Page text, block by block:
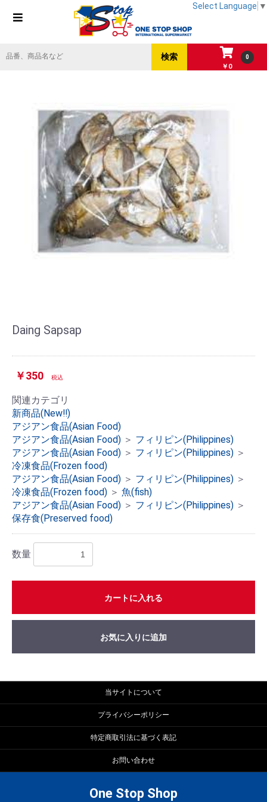
Select Language ▼
￥0
0
Daing Sapsap
￥350 税込
関連カテゴリ
新商品(New‼)
アジアン食品(Asian Food)
アジアン食品(Asian Food) ＞ フィリピン(Philippines)
アジアン食品(Asian Food) ＞ フィリピン(Philippines) ＞
冷凍食品(Frozen food)
アジアン食品(Asian Food) ＞ フィリピン(Philippines) ＞
冷凍食品(Frozen food) ＞ 魚(fish)
アジアン食品(Asian Food) ＞ フィリピン(Philippines) ＞
保存食(Preserved food)
数量
カートに入れる
お買い物を続ける カートへ進む
お気に入りに追加
当サイトについて
プライバシーポリシー
特定商取引法に基づく表記
お問い合わせ
One Stop Shop